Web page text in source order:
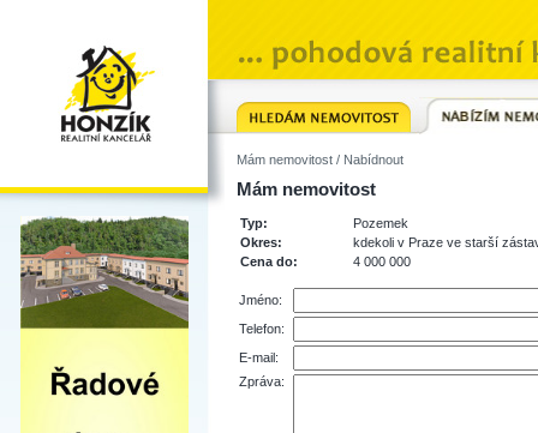
Mám nemovitost / Nabídnout
Mám nemovitost
Typ:
Pozemek
Okres:
kdekoli v Praze ve starší
Cena do:
4 000 000
Jméno:
Telefon:
E-mail:
Zpráva: